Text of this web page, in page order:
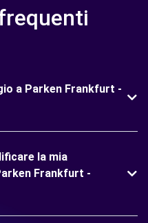
a Parken Frankfurt -
la mia
Frankfurt -